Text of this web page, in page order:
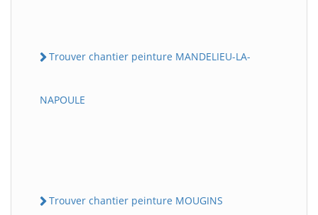
Trouver chantier peinture MANDELIEU-LA-
NAPOULE
Trouver chantier peinture MOUGINS